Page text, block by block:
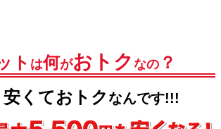
ト は何がおトク なの？
安くておトクなんです!!!